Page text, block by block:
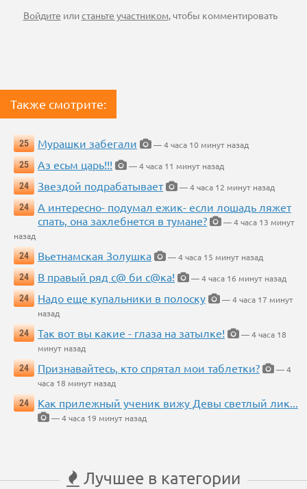
Войдите илистаньте участником, чтобы комментировать
Также смотрите:
25 Мурашки забегали
— 4 часа 10 минут назад
25
Аз есьм царь!!!
— 4 часа 11 минут назад
24
Звездой подрабатывает
— 4 часа 12 минут назад
24
А интересно- подумал ежик- если лошадь ляжет
спать, она захлебнется в тумане?
— 4 часа 13 минут
назад
24
Вьетнамская Золушка
— 4 часа 15 минут назад
24
В правый ряд с@ би с@ка!
— 4 часа 16 минут назад
24
Надо еще купальники в полоску
— 4 часа 17 минут
назад
24
Так вот вы какие - глаза на затылке!
— 4 часа 18
минут назад
24
Признавайтесь, кто спрятал мои таблетки?
— 4
часа 18 минут назад
24
Как прилежный ученик вижу Девы светлый лик...
— 4 часа 19 минут назад
Лучшее в категории